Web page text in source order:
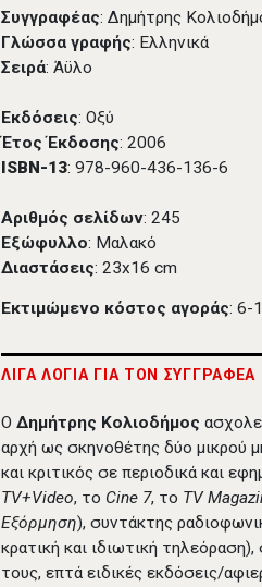
Συγγραφέας: Δημήτρης
Γλώσσα γραφής: Ελληνικά
Σειρά: Άϋλο
Εκδόσεις: Οξύ
Έτος Έκδοσης: 2006
ISBN-13: 978-960-436-136-6
Αριθμός σελίδων: 245
Εξώφυλλο: Μαλακό
Διαστάσεις: 23x16 cm
Εκτιμώμενο κόστος αγοράς: 6-
ΛΙΓΑ ΛΟΓΙΑ ΓΙΑ ΤΟΝ ΣΥΓΓΡΑΦΕΑ
ΟΔημήτρης Κολιοδήμος
αρχή ως σκηνοθέτης δύο μικρού
και κριτικός σε περιοδικά και
TV+Video, το Cine 7, το TV
Εξόρμηση), συντάκτης
κρατική και ιδιωτική
τους, επτά ειδικές εκδόσεις/